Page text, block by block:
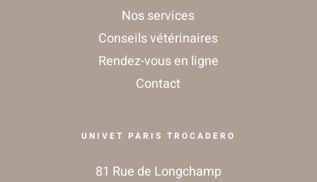
Nos services
Conseils vétérinaires
Rendez-vous en ligne
Contact
UNIVET PARIS TROCADERO
81 Rue de Longchamp